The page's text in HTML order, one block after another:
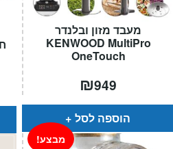
מעבד מזון ובלנדר
KENWOOD MultiPro
OneTouch
₪949
הוספה לסל
מבצע!